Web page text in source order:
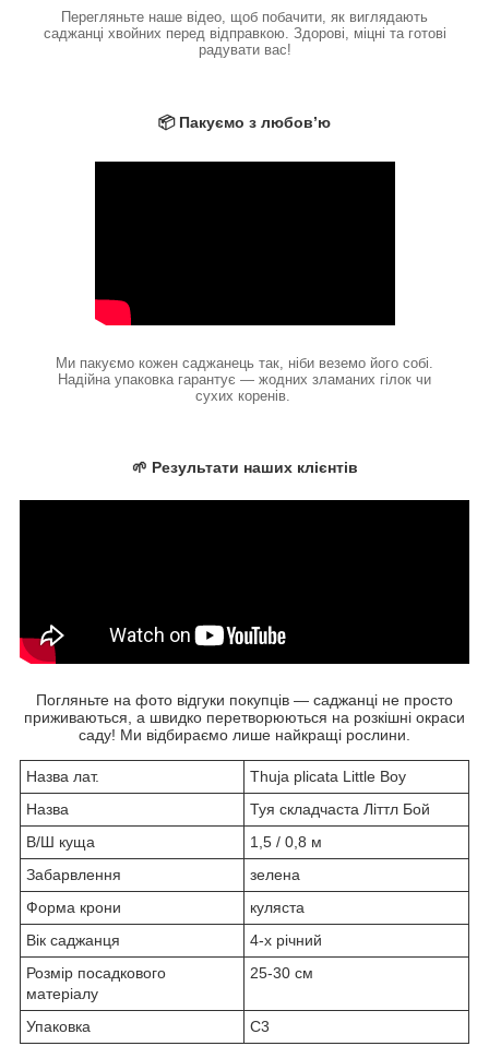
Перегляньте наше відео, щоб побачити, як виглядають
саджанці хвойних перед відправкою. Здорові, міцні та готові
радувати вас!
📦 Пакуємо з любов’ю
Ми пакуємо кожен саджанець так, ніби веземо його собі.
Надійна упаковка гарантує — жодних зламаних гілок чи
сухих коренів.
🌱 Результати наших клієнтів
Погляньте на фото відгуки покупців — саджанці не просто
приживаються, а швидко перетворюються на розкішні окраси
саду! Ми відбираємо лише найкращі рослини.
Назва лат.
Thuja plicata Little Boy
Назва
Туя складчаста Літтл Бой
В/Ш куща
1,5 / 0,8 м
Забарвлення
зелена
Форма крони
куляста
Вік саджанця
4-х річний
Розмір посадкового
матеріалу
25-30 см
Упаковка С3